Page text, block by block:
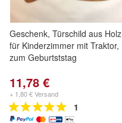
Geschenk, Türschild aus Holz
für Kinderzimmer mit Traktor,
zum Geburtststag
11,78 €
+ 1,80 € Versand
1